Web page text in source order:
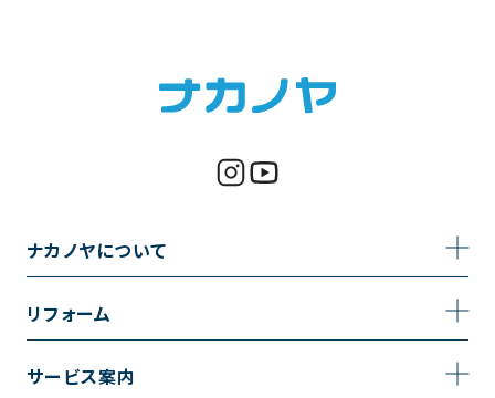
ナカノヤについて
リフォーム
トイレのリフォーム
サービス案内